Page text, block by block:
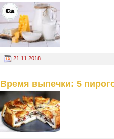
21.11.2018
Время выпечки: 5